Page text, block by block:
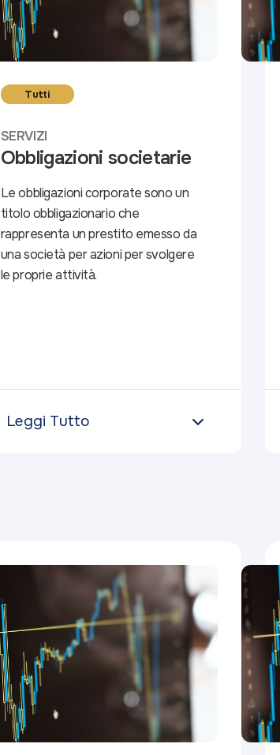
Tutti
SERVIZI
Obbligazioni societarie
Le obbligazioni corporate sono un
titolo obbligazionario che
rappresenta un prestito emesso da
una società per azioni per svolgere
le proprie attività.
Leggi Tutto